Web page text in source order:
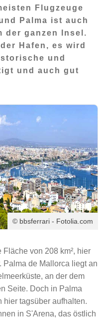
Flugzeuge
Palma ist auch
der ganzen Insel.
Hafen, es wird
und
und auch gut
© bbsferrari - Fotolia.com
von 208 km², hier
Palma de Mallorca liegt an
an der dem
Seite. Doch in Palma
tagsüber aufhalten.
in S'Arena, das östlich